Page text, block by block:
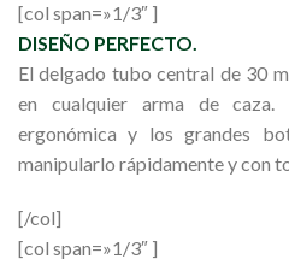
[col span=»1/3″ ]
DISEÑO PERFECTO.
El delgado tubo central de 30
en cualquier arma de caza.
ergonómica y los grandes
manipularlo rápidamente y con
[/col]
[col span=»1/3″ ]